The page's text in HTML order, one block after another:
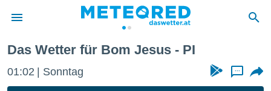
Das Wetter für Bom Jesus - PI
01:02 Sonntag ...